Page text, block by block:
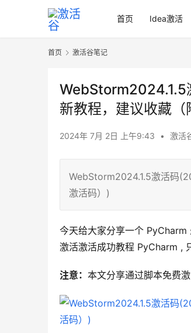
首页 Idea激活
首页 激活谷笔记
WebStorm2024.1.5
新教程，建议收藏
2024年 7月 2日 上午9:43 • 激活
WebStorm2024.1.5激活码
激活码）)
今天给大家分享一个
激活激活成功教程 PyCharm ,
注意： 本文分享通过脚本免费